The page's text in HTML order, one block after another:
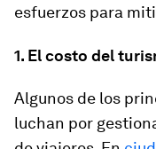
esfuerzos para
1. El costo del
Algunos de los
luchan por